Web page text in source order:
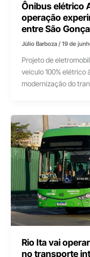
Ônibus elétrico
operação
entre São
Júlio Barboza/19 de
Projeto de
veículo 100% elétrico
modernização do
Rio Ita vai
no transporte